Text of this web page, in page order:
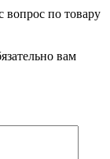
по товару
вам